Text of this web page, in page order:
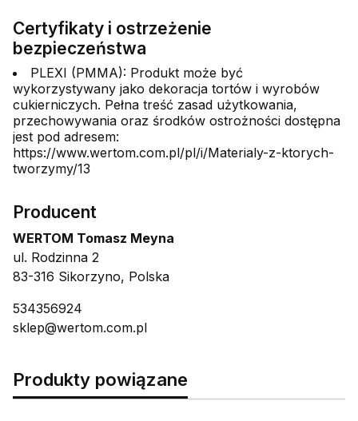
Certyfikaty i ostrzeżenie
bezpieczeństwa
PLEXI (PMMA): Produkt może być
wykorzystywany jako dekoracja tortów i wyrobów
cukierniczych. Pełna treść zasad użytkowania,
przechowywania oraz środków ostrożności dostępna
jest pod adresem:
https://www.wertom.com.pl/pl/i/Materialy-z-ktorych-
tworzymy/13
Producent
WERTOM Tomasz Meyna
ul. Rodzinna 2
83-316 Sikorzyno, Polska
534356924
sklep@wertom.com.pl
Produkty powiązane